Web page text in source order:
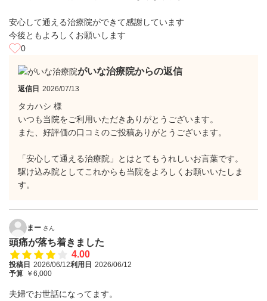
安心して通える治療院ができて感謝しています
今後ともよろしくお願いします
0
がいな治療院からの返信
返信日 2026/07/13
タカハシ 様
いつも当院をご利用いただきありがとうございます。
また、好評価の口コミのご投稿ありがとうございます。
「安心して通える治療院」とはとてもうれしいお言葉です。
駆け込み院としてこれからも当院をよろしくお願いいたしま
す。
まー さん
頭痛が落ち着きました
4.00
投稿日 2026/06/12利用日 2026/06/12
予算 ￥6,000
夫婦でお世話になってます。